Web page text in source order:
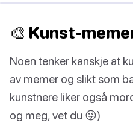
🎨 Kunst-
Noen tenker kanskje at
av memer og slikt som
kunstnere liker også
og meg, vet du 😜)